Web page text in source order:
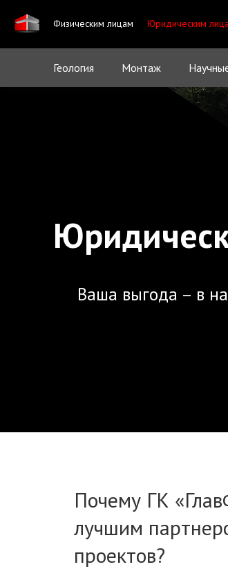
Физическим лицам Юридическим
Геология Монтаж
Ваша выгода – в
Почему ГК
лучшим
проектов?